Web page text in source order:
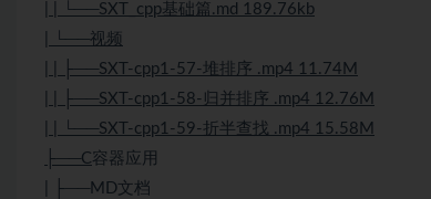
| | └──SXT_cpp基础篇.md 189.76kb
| └──视频
| | ├──SXT-cpp1-57-堆排序 .mp4 11.74M
| | ├──SXT-cpp1-58-归并排序 .mp4 12.76M
| | └──SXT-cpp1-59-折半查找 .mp4 15.58M
├──C容器应用
| ├──MD文档